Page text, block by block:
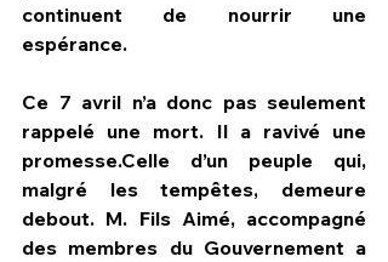
continuent de nourrir une
espérance.
Ce 7 avril n’a donc pas seulement
rappelé une mort. Il a ravivé une
promesse.Celle d’un peuple qui,
malgré les tempêtes, demeure
debout. M. Fils Aimé, accompagné
des membres du Gouvernement a